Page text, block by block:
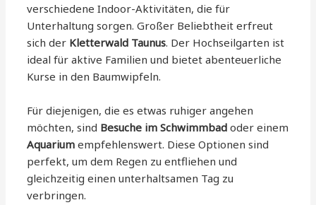
verschiedene Indoor-Aktivitäten, die für
Unterhaltung sorgen. Großer Beliebtheit erfreut
sich der Kletterwald Taunus. Der Hochseilgarten ist
ideal für aktive Familien und bietet abenteuerliche
Kurse in den Baumwipfeln.
Für diejenigen, die es etwas ruhiger angehen
möchten, sind Besuche im Schwimmbad oder einem
Aquarium empfehlenswert. Diese Optionen sind
perfekt, um dem Regen zu entfliehen und
gleichzeitig einen unterhaltsamen Tag zu
verbringen.